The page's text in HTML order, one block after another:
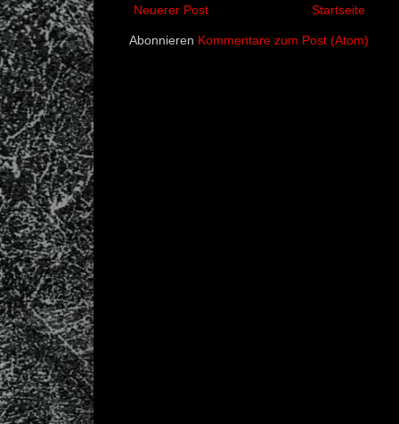
Neuerer Post Startseite
Abonnieren Kommentare zum Post (Atom)